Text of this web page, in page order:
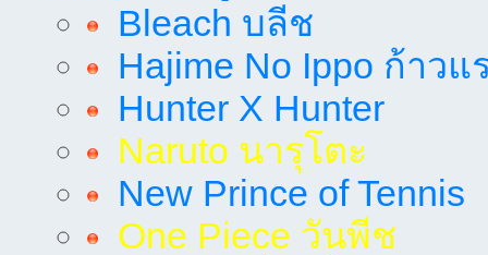
Bleach บลีช
Hajime No Ippo ก้าวแ
Hunter X Hunter
Naruto นารุโตะ
New Prince of Tennis
One Piece วันพีช